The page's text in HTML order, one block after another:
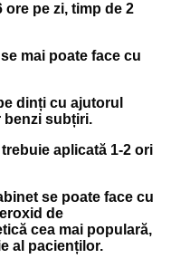
pe zi, timp de 2
mai poate face cu
dinți cu ajutorul
benzi subțiri.
aplicată 1-2 ori
se poate face cu
de
cea mai populară,
al pacienților.